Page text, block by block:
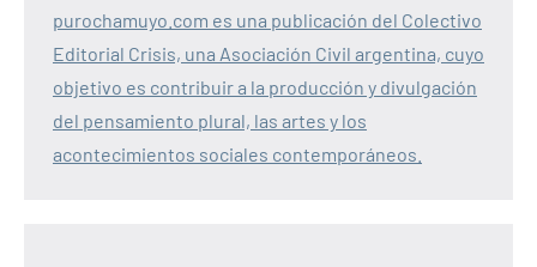
purochamuyo.com es una publicación del Colectivo
Editorial Crisis, una Asociación Civil argentina, cuyo
objetivo es contribuir a la producción y divulgación
del pensamiento plural, las artes y los
acontecimientos sociales contemporáneos.